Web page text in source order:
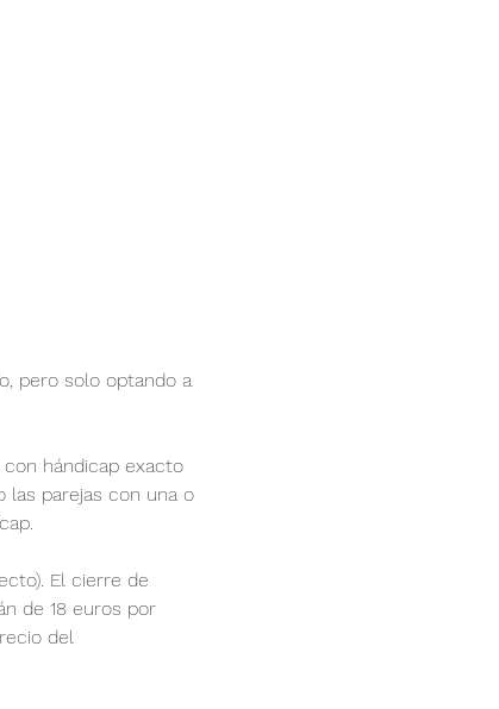
pero solo optando a
con hándicap exacto
las parejas con una o
El cierre de
de 18 euros por
del